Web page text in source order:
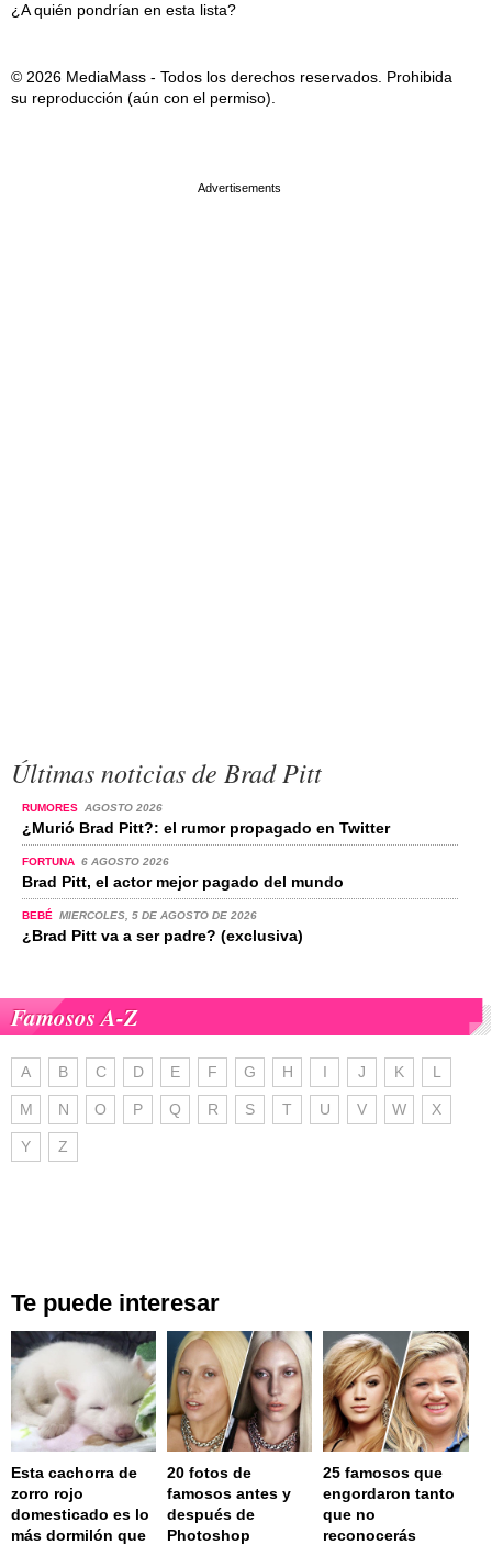
¿A quién pondrían en esta lista?
© 2026 MediaMass - Todos los derechos reservados. Prohibida
su reproducción (aún con el permiso).
Últimas noticias de Brad Pitt
RUMORES AGOSTO 2026
¿Murió Brad Pitt?: el rumor propagado en Twitter
FORTUNA 6 AGOSTO 2026
Brad Pitt, el actor mejor pagado del mundo
BEBÉ MIERCOLES, 5 DE AGOSTO DE 2026
¿Brad Pitt va a ser padre? (exclusiva)
Famosos A-Z
A B C D E F G H I J K L
M N O P Q R S T U V W X
Y Z
Te puede interesar
Esta cachorra de
zorro rojo
domesticado es lo
más dormilón que
20 fotos de
famosos antes y
después de
Photoshop
25 famosos que
engordaron tanto
que no
reconocerás